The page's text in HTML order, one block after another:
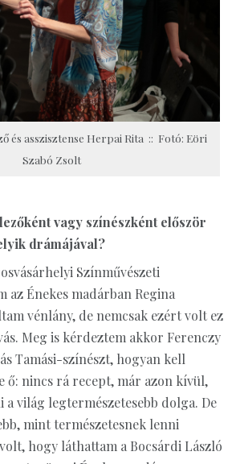
és asszisztense Herpai Rita :: Fotó: Eöri
Szabó Zsolt
vagy színészként először
drámájával?
Színművészeti
az Énekes madárban Regina
vénlány, de nemcsak ezért volt ez
Meg is kérdeztem akkor Ferenczy
Tamási-színészt, hogyan kell
ő: nincs rá recept, már azon kívül,
a világ legtermészetesebb dolga. De
mint természetesnek lenni
hogy láthattam a Bocsárdi László